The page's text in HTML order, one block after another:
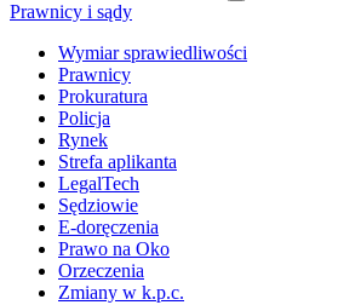
Prawnicy i sądy
Wymiar sprawiedliwości
Prawnicy
Prokuratura
Policja
Rynek
Strefa aplikanta
LegalTech
Sędziowie
E-doręczenia
Prawo na Oko
Orzeczenia
Zmiany w k.p.c.